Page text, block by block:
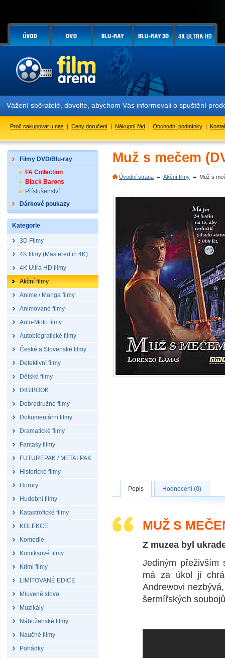
Vážení sběratelé, dovolte, abychom Vás informovali o spuštění
Proč nakupovat u nás | Ceny doručení | Nákupní řád | Obchodní podmínky |
Filmy DVD/Blu-ray
FA Collection
Black Barons
Příslušenství
Dárkové poukazy
Kategorie
3D Filmy
4K filmy (Mastered in 4K)
4K Ultra HD filmy
Akční filmy
Anime / Manga filmy
Animované filmy
Auto-Moto filmy
Autobiografické filmy
České a Slovenské filmy
Detektivní filmy
Dětské filmy
DIGIBOOK
Dobrodružné filmy
Dokumentární filmy
Dramatické filmy
Fantasy filmy
FUTUREPAK / METALPAK
Historické filmy
Horory
Hudební filmy
Katastrofické filmy
KOLEKCE
Komedie
Komiksové filmy
Krimi filmy
LIMITOVANÉ EDICE
Mluvené slovo
Muzikály
Náboženské filmy
Naučné filmy
Pohádky
Muž s mečem
Úvodní strana Akční filmy Muž s
Popis Hodnocení (0)
MUŽ S
Z muzea byl
Jediným přeživším
má za úkol ji
Andrewovi
šermířských